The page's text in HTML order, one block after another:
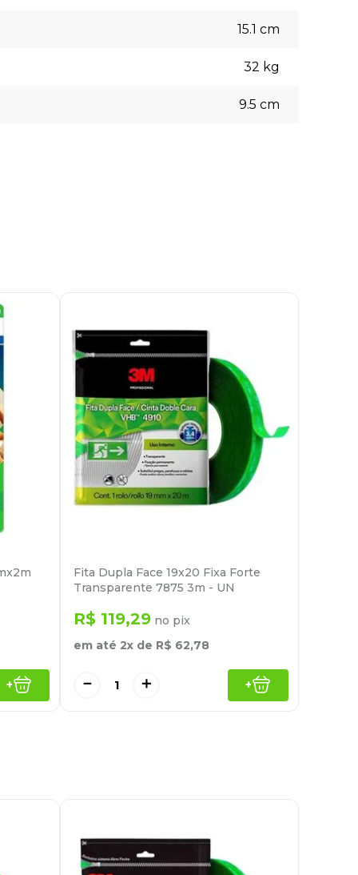
15.1 cm
32 kg
9.5 cm
+
Fita Dupla Face 19x20 Fixa Forte
Transparente 7875 3m - UN
R$ 119,29 no pix
em até 2x de R$ 62,78
＋
－ +